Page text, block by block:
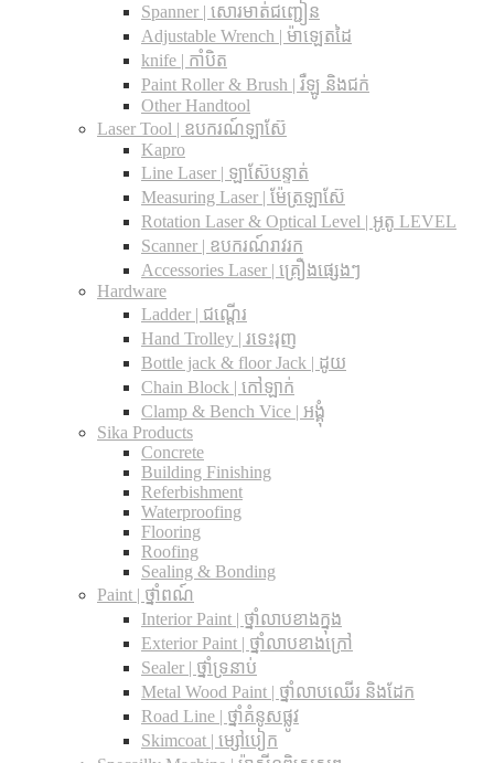
Spanner |​ សោរមាត់ជញ្ជៀន
Adjustable Wrench |​ ម៉ាឡេតដៃ
knife | កាំបិត
Paint Roller & Brush | រឺឡូ និងជក់
Other Handtool
Laser Tool | ឧបករណ៍ឡាស៊ែ
Kapro
Line Laser | ឡាស៊ែបន្ទាត់
Measuring Laser | ម៉ែត្រឡាស៊ែ
Rotation Laser & Optical Level | អូតូ LEVEL
Scanner | ឧបករណ៍រាវរក
Accessories Laser | គ្រឿងផ្សេងៗ
Hardware
Ladder | ជណ្តើរ
Hand Trolley | រទេះរុញ
Bottle jack & floor Jack​ | ដូយ
Chain Block | កៅឡាក់
Clamp & Bench Vice | អង្គុំ
Sika Products
Concrete
Building Finishing
Referbishment
Waterproofing
Flooring
Roofing
Sealing & Bonding
Paint | ថ្នាំពណ៍
Interior Paint | ថ្នាំលាបខាងក្នុង
Exterior Paint | ថ្នាំលាបខាងក្រៅ
Sealer | ថ្នាំទ្រនាប់
Metal Wood Paint | ថ្នាំលាបឈើរ និងដែក
Road Line | ថ្នាំគំនូសផ្លូវ
Skimcoat | ម្សៅបៀក